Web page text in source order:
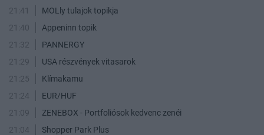
21:41
MOLly tulajok topikja
21:40
Appeninn topik
21:32
PANNERGY
21:29
USA részvények vitasarok
21:25
Klímakamu
21:24
EUR/HUF
21:09
ZENEBOX - Portfoliósok kedvenc zenéi
21:04
Shopper Park Plus